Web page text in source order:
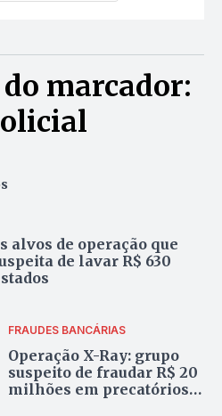
marcador:
alvos de operação que
de lavar R$ 630
FRAUDES BANCÁRIAS
Operação X-Ray: grupo
suspeito de fraudar R$ 20
milhões em precatórios é